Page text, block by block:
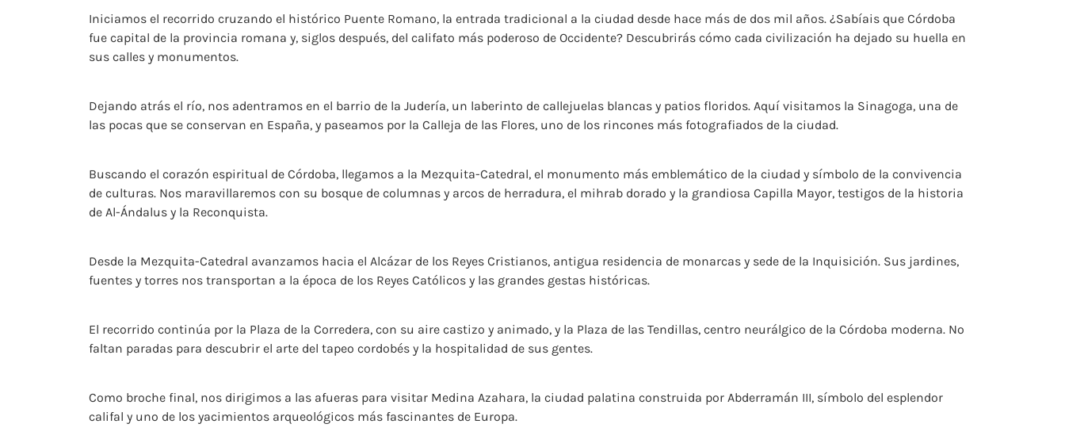
Iniciamos el recorrido cruzando el histórico Puente Romano, la entrada tradicional a la ciudad desde hace más de dos mil años. ¿Sabíais que Córdoba
fue capital de la provincia romana y, siglos después, del califato más poderoso de Occidente? Descubrirás cómo cada civilización ha dejado su huella en
sus calles y monumentos.
Dejando atrás el río, nos adentramos en el barrio de la Judería, un laberinto de callejuelas blancas y patios floridos. Aquí visitamos la Sinagoga, una de
las pocas que se conservan en España, y paseamos por la Calleja de las Flores, uno de los rincones más fotografiados de la ciudad.
Buscando el corazón espiritual de Córdoba, llegamos a la Mezquita-Catedral, el monumento más emblemático de la ciudad y símbolo de la convivencia
de culturas. Nos maravillaremos con su bosque de columnas y arcos de herradura, el mihrab dorado y la grandiosa Capilla Mayor, testigos de la historia
de Al-Ándalus y la Reconquista.
Desde la Mezquita-Catedral avanzamos hacia el Alcázar de los Reyes Cristianos, antigua residencia de monarcas y sede de la Inquisición. Sus jardines,
fuentes y torres nos transportan a la época de los Reyes Católicos y las grandes gestas históricas.
El recorrido continúa por la Plaza de la Corredera, con su aire castizo y animado, y la Plaza de las Tendillas, centro neurálgico de la Córdoba moderna. No
faltan paradas para descubrir el arte del tapeo cordobés y la hospitalidad de sus gentes.
Como broche final, nos dirigimos a las afueras para visitar Medina Azahara, la ciudad palatina construida por Abderramán III, símbolo del esplendor
califal y uno de los yacimientos arqueológicos más fascinantes de Europa.